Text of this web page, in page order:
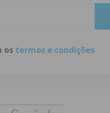
os termos e condições